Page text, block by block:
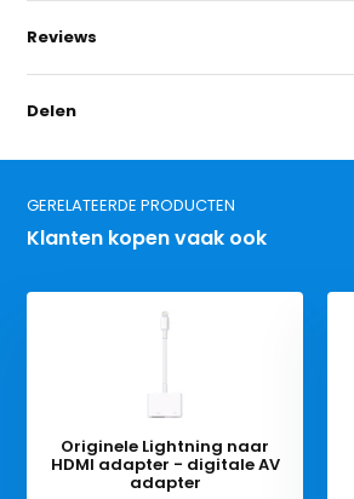
Reviews
Delen
GERELATEERDE PRODUCTEN
Klanten kopen vaak ook
Originele Lightning naar
HDMI adapter - digitale AV
adapter